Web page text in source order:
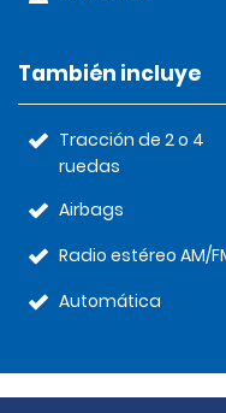
También incluye
Tracción de 2 o 4
ruedas
Airbags
Radio estéreo AM/
Automática